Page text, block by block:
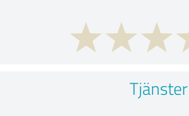
Tjänster